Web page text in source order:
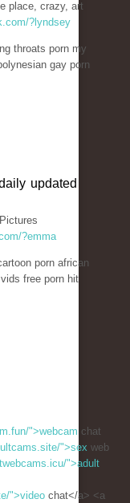
place, crazy, art
?lyndsey
throats porn my
gay porn
updated
?emma
porn african
free porn hit
">webcam chat
">sex web
">adult
">video chat</a> <a